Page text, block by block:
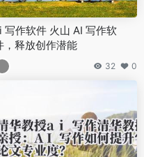
写作软件 火山 AI 写作软
，释放创作潜能
32 0